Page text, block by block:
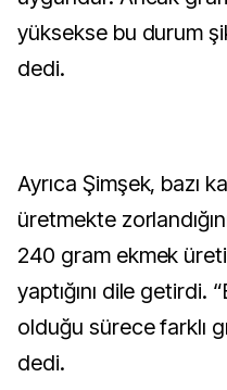
yüksekse bu durum
dedi.
Ayrıca Şimşek, bazı
üretmekte
240 gram ekmek
yaptığını dile getirdi.
olduğu sürece farklı
dedi.